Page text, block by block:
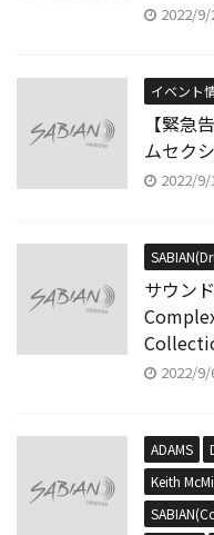
2022/9/
イベント
【緊急
ムセク
2022/9/
サウン
2022/9/
ADAMS
Keith